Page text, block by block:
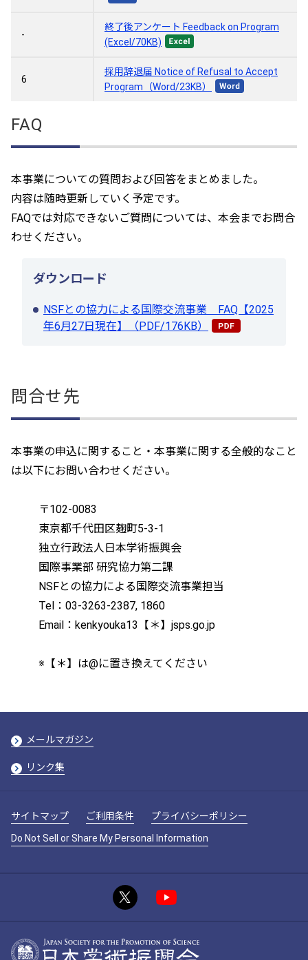
-
終了後アンケート Feedback on Program
(Excel/70KB)
6
採用辞退届 Notice of Refusal to Accept
Program（Word/23KB）
FAQ
本事業についての質問および回答をまとめました。
内容は随時更新していく予定です。
FAQでは対応できないご質問については、本会までお問合
わせください。
ダウンロード
NSFとの協力による国際交流事業 FAQ【2025
年6月27日現在】（PDF/176KB）
問合せ先
本事業の申込に関すること・本事業に関する全般的なこと
は以下にお問い合わせください。
〒102-0083
東京都千代田区麹町5-3-1
独立行政法人日本学術振興会
国際事業部 研究協力第二課
NSFとの協力による国際交流事業担当
Tel：03-3263-2387, 1860
Email：kenkyouka13【＊】jsps.go.jp
※【＊】は@に置き換えてください
メールマガジン
リンク集
サイトマップ ご利用条件
プライバシーポリシー
Do Not Sell or Share My Personal Information